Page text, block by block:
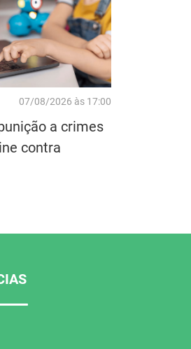
07/08/2026 às 17:00
a crimes
contra